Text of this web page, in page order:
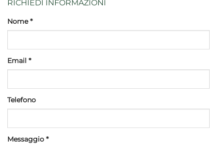
RICHIEDI INFORMAZIONI
Nome *
Email *
Telefono
Messaggio *